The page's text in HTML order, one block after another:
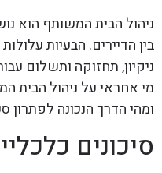
ניהול הבית המשותף הוא
בין הדיירים. הבעיות
ניקיון, תחזוקה ותשלום
מי אחראי על ניהול הבית
ומהי הדרך הנכונה לפתרון
סיכונים